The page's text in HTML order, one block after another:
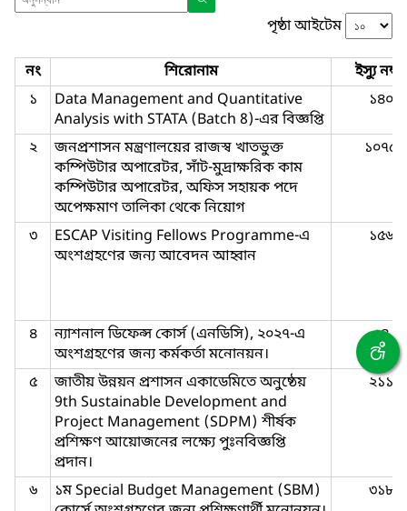
পৃষ্ঠা আইটেম
নং শিরোনাম
ইস্যু নম্বর
১
Data Management and Quantitative
Analysis with STATA (Batch 8)-এর বিজ্ঞপ্তি
১৪০
২
জনপ্রশাসন মন্ত্রণালয়ের রাজস্ব খাতভুক্ত
কম্পিউটার অপারেটর, সাঁট-মুদ্রাক্ষরিক কাম
কম্পিউটার অপারেটর, অফিস সহায়ক পদে
অপেক্ষমাণ তালিকা থেকে নিয়োগ
১০৭৫
৩
ESCAP Visiting Fellows Programme-এ
অংশগ্রহণের জন্য আবেদন আহ্বান
১৫৬
৪
ন্যাশনাল ডিফেন্স কোর্স (এনডিসি), ২০২৭-এ
অংশগ্রহণের জন্য কর্মকর্তা মনোনয়ন।
৩৪
৫
জাতীয় উন্নয়ন প্রশাসন একাডেমিতে অনুষ্ঠেয়
9th Sustainable Development and
Project Management (SDPM) শীর্ষক
প্রশিক্ষণ আয়োজনের লক্ষ্যে পুঃনবিজ্ঞপ্তি
প্রদান।
২১১
৬
১ম Special Budget Management (SBM)
৩১৮